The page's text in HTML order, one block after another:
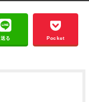
送る Pocket